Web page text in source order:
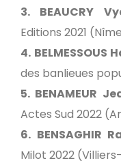
3. BEAUCRY
Editions 2021
4. BELMESSOUS
des banlieues
5. BENAMEUR
Actes Sud 2022
6. BENSAGHIR
Milot 2022